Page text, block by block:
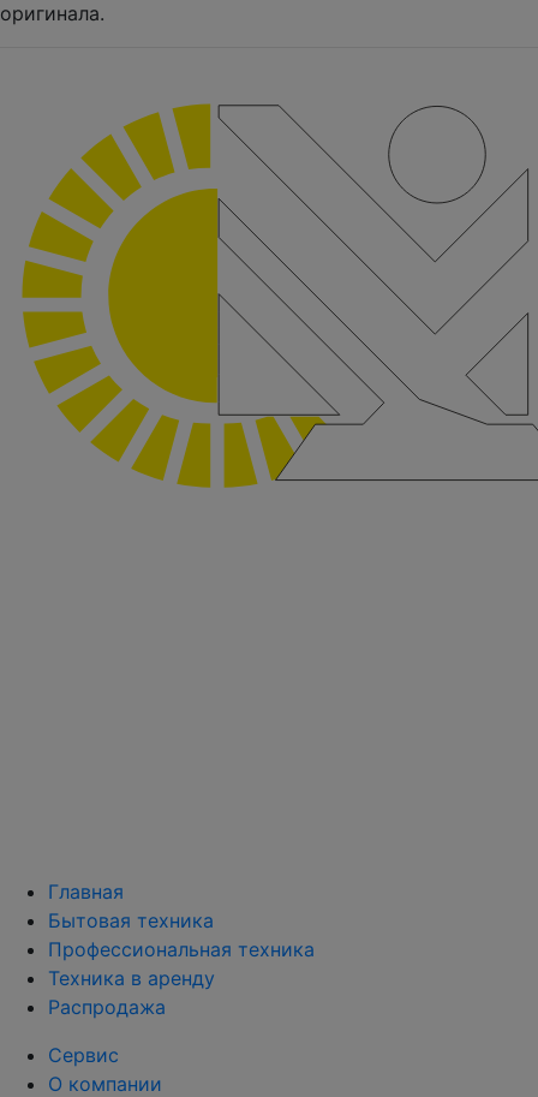
оригинала.
Главная
Бытовая техника
Профессиональная техника
Техника в аренду
Распродажа
Сервис
О компании